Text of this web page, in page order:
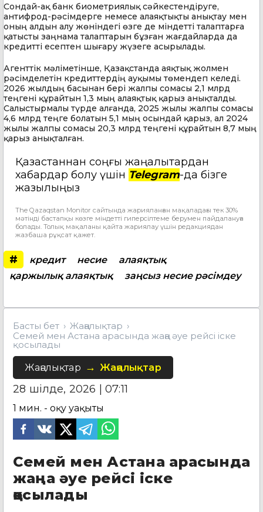
Сондай-ақ банк биометриялық сәйкестендіруге,
антифрод-рәсімдерге немесе алаяқтықты анықтау мен
оның алдын алу жөніндегі өзге де міндетті талаптарға
қатысты заңнама талаптарын бұзған жағдайларда да
кредитті есептен шығару жүзеге асырылады.
Агенттік мәліметінше, Қазақстанда аяқтық жолмен
рәсімделетін кредиттердің ауқымы төмендеп келеді.
2026 жылдың басынан бері жалпы сомасы 2,1 млрд
теңгені құрайтын 1,3 мың алаяқтық қарыз анықталды.
Салыстырмалы түрде алғанда, 2025 жылы жалпы сомасы
4,6 млрд теңге болатын 5,1 мың осындай қарыз, ал 2024
жылы жалпы сомасы 20,3 млрд теңгені құрайтын 8,7 мың
қарыз анықталған.
Қазақстаннан соңғы жаңалықтардан
хабардар болу үшін Telegram-да бізге
жазылыңыз
The Qazaqstan Monitor сайтында жарияланған мақаладағы тек 30%
мәтінді бастапқы көзге міндетті гиперсілтеме берумен пайдалануға
болады. Толық мақаланы қайта жариялау үшін редакциядан
жазбаша рұқсат қажет.
# кредит несие
алаяқтық
қаржылық алаяқтық
заңсыз несие рәсімдеу
Басты бет
Жаңалықтар
Семей мен Астана арасында жаңа әуе рейсі іске
қосылады
Жаңалықтар Жаңалықтар
28 шілде, 2026 | 07:11
1 мин. - оқу уақыты
Семей мен Астана арасында
жаңа әуе рейсі іске
қосылады